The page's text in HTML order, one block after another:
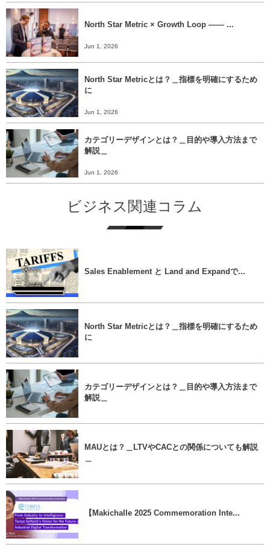
North Star Metric × Growth Loop ―― ...
Jun 1, 2026
North Star Metricとは？＿指標を明確にするため
に
Jun 1, 2026
カテゴリーデザインとは？＿目的や導入方法まで
解説＿
Jun 1, 2026
ビジネス関連コラム
Sales Enablement と Land and Expandで...
North Star Metricとは？＿指標を明確にするため
に
カテゴリーデザインとは？＿目的や導入方法まで
解説＿
MAUとは？＿LTVやCACとの関係についても解説
【Makichalle 2025 Commemoration Inte...